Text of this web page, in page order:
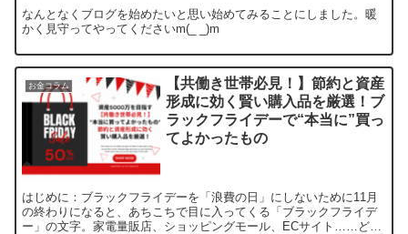
なんとなくブログを始めたいと思い始めてみることにしました。暖
かく見守ってやってくださいm(_ _)m
お金コラム
【共働き世帯必見！】節約と資産
形成に効く賢い購入品を厳選！ブ
ラックフライデーで“本当に”買っ
てよかったもの
はじめに：ブラックフライデーを「浪費の日」にしないために11月
の終わりになると、あちこちで目に入ってくる「ブラックフライデ
ー」の文字。家電量販店、ショッピングモール、ECサイト……どこ